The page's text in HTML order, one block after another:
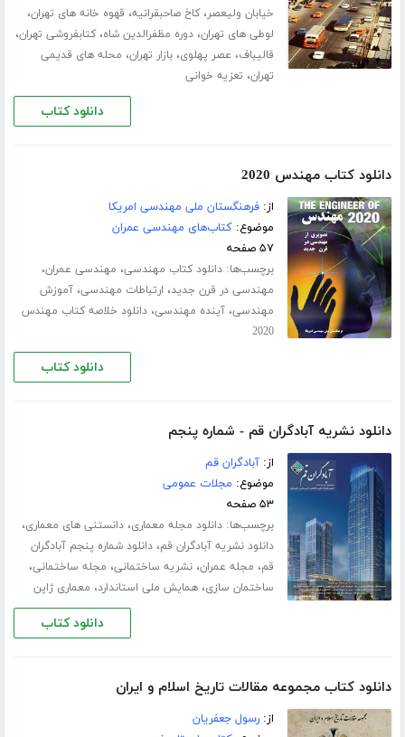
خیابان ولیعصر،کاخ صاحبقرانیه، قهوه خانه های تهران،
لوطی های تهران،دوره مظفرالدین شاه،کتابفروشی تهران،
قالیباف، عصر پهلوی،بازار تهران، محله های قدیمی
تهران، تعزیه خوانی
دانلود کتاب
دانلود کتاب مهندس 2020
از:فرهنگستان ملی مهندسی امریکا
موضوع:کتاب‌های مهندسی عمران
۵۷ صفحه
برچسب‌ها:دانلود کتاب مهندسی، مهندسی عمران،
مهندسی در قرن جدید، ارتباطات مهندسی،آموزش
مهندسی،آینده مهندسی،دانلود خلاصه کتاب مهندس
2020
دانلود کتاب
دانلود نشریه آبادگران قم - شماره پنجم
از:آبادگران قم
موضوع: مجلات عمومی
۵۳ صفحه
برچسب‌ها:دانلود مجله معماری،دانستنی های معماری،
دانلود نشریه آبادگران قم،دانلود شماره پنجم آبادگران
قم، مجله عمران،نشریه ساختمانی، مجله ساختمانی،
ساختمان سازی،همایش ملی استاندارد، معماری ژاپن
دانلود کتاب
دانلود کتاب مجموعه مقالات تاریخ اسلام و ایران
از:رسول جعفریان